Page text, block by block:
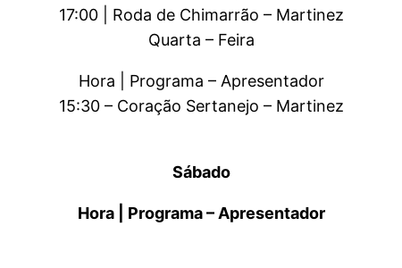
17:00 | Roda de Chimarrão – Martinez
Quarta – Feira
Hora | Programa – Apresentador
15:30 – Coração Sertanejo – Martinez
Sábado
Hora | Programa – Apresentador